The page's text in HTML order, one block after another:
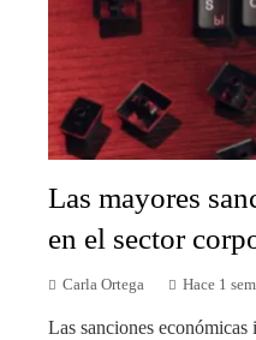
Las mayores
en el sector
Carla Ortega Hace 1
Las sanciones económicas